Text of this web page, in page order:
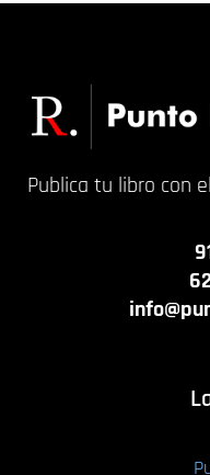
Publica tu libro con